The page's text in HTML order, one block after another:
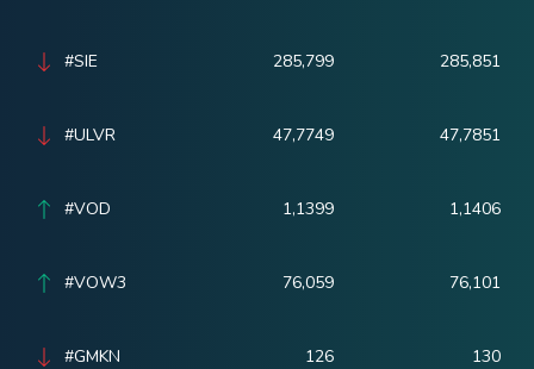
#SIE 285,799 285,851
#ULVR 47,7749 47,7851
#VOD 1,1399 1,1406
#VOW3 76,059 76,101
#GMKN 126 130